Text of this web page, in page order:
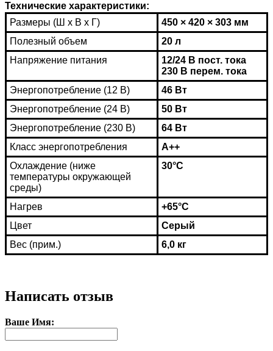
Технические характеристики:
Размеры (Ш x В x Г)
450 × 420 × 303 мм
Полезный объем
20 л
Напряжение питания
12/24 В пост. тока
230 В перем. тока
Энергопотребление (12 В)
46 Вт
Энергопотребление (24 В)
50 Вт
Энергопотребление (230 В)
64 Вт
Класс энергопотребления
А++
Охлаждение (ниже
температуры окружающей
среды)
30°C
Нагрев
+65°C
Цвет
Серый
Вес (прим.)
6,0 кг
Написать отзыв
Ваше Имя: